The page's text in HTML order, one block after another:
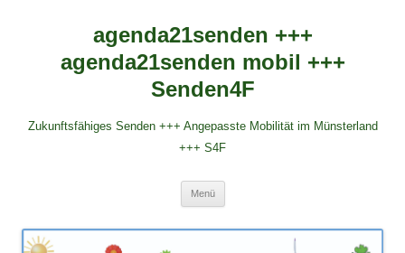
agenda21senden +++
agenda21senden mobil +++
Senden4F
Zukunftsfähiges Senden +++ Angepasste Mobilität im Münsterland
+++ S4F
Menü